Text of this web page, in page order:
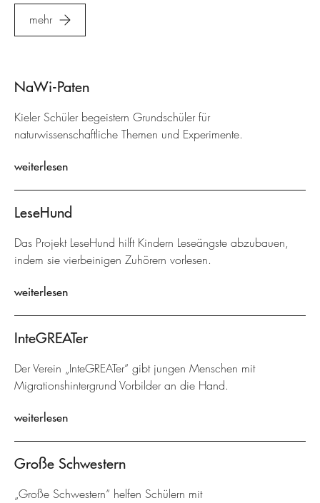
mehr
NaWi-Paten
Kieler Schüler begeistern Grundschüler für
naturwissenschaftliche Themen und Experimente.
weiterlesen
LeseHund
Das Projekt LeseHund hilft Kindern Leseängste abzubauen,
indem sie vierbeinigen Zuhörern vorlesen.
weiterlesen
InteGREATer
Der Verein „InteGREATer“ gibt jungen Menschen mit
Migrationshintergrund Vorbilder an die Hand.
weiterlesen
Große Schwestern
„Große Schwestern“ helfen Schülern mit